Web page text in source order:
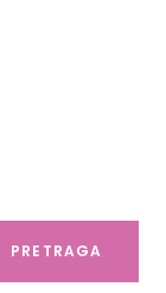
PRETRAGA